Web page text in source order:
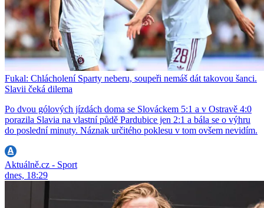
Fukal: Chlácholení Sparty neberu, soupeři nemáš dát takovou šanci.
Slavii čeká dilema
Po dvou gólových jízdách doma se Slováckem 5:1 a v Ostravě 4:0
porazila Slavia na vlastní půdě Pardubice jen 2:1 a bála se o výhru
do poslední minuty. Náznak určitého poklesu v tom ovšem nevidím.
Aktuálně.cz - Sport
dnes, 18:29